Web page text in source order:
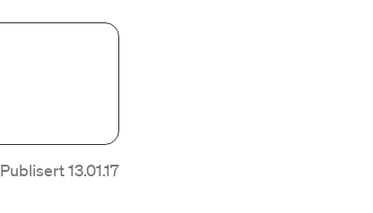
Publisert 13.01.17